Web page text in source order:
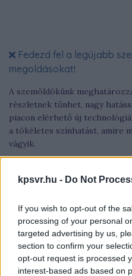
kpsvr.hu - Do Not
If you wish to opt-out of the
processing of your personal
targeted advertising by us,
section to confirm your
opt-out request is processed
interest-based ads based on
Fedezd fel a legújabb
megoldásokat!
A szemöldökünk
részletnek tűnhet, nagy
piacon elérhető új
a tökéletes színhatást, amire
vágyik.